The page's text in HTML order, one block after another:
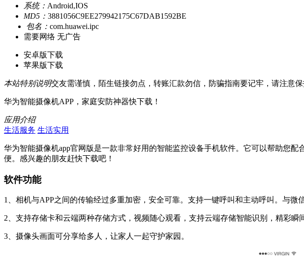
系统： Android,IOS
MD5： 3881056C9EE279942175C67DAB1592BE
包名： com.huawei.ipc
需要网络 无广告
安卓版下载
苹果版下载
本站特别说明交友需谨慎，陌生链接勿点，转账汇款勿信，防骗指南要记牢，请注意保
华为智能摄像机APP，家庭安防神器快下载！
应用介绍
生活服务 生活实用
华为智能摄像机app官网版是一款非常好用的智能监控设备手机软件。它可以帮助您
便。感兴趣的朋友赶快下载吧！
软件功能
1、相机与APP之间的传输经过多重加密，安全可靠。支持一键呼叫和主动呼叫。与微
2、支持存储卡和云端两种存储方式，视频随心观看，支持云端存储智能识别，精彩瞬
3、摄像头画面可分享给多人，让家人一起守护家园。